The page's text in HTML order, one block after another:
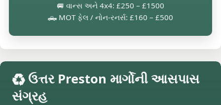
🚐 વાન્સ અને 4x4: £250 – £1500
🛻 MOT ફેલ / નોન-રનર્સ: £160 – £500
♻️ ઉત્તર Preston માર્ગોની આસપાસ
સંગ્રહ